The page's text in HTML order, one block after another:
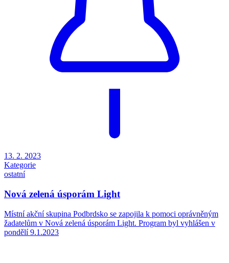
13. 2. 2023
Kategorie
ostatní
Nová zelená úsporám Light
Místní akční skupina Podbrdsko se zapojila k pomoci oprávněným
žadatelům v Nová zelená úsporám Light. Program byl vyhlášen v
pondělí 9.1.2023